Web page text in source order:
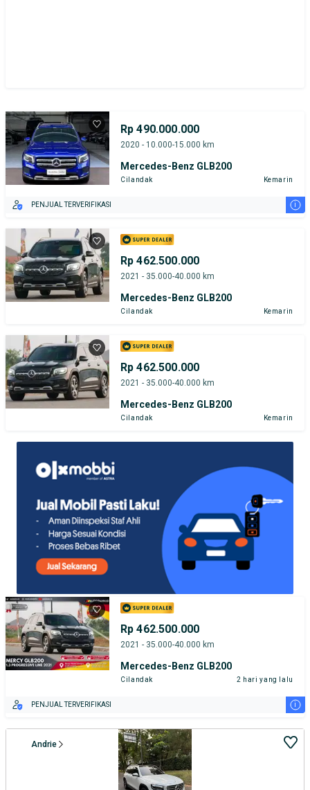
Rp 490.000.000
2020 - 10.000-15.000 km
Mercedes-Benz GLB200
Cilandak Kemarin
PENJUAL TERVERIFIKASI i
Rp 462.500.000
2021 - 35.000-40.000 km
Mercedes-Benz GLB200
Cilandak Kemarin
Rp 462.500.000
2021 - 35.000-40.000 km
Mercedes-Benz GLB200
Cilandak Kemarin
Rp 462.500.000
2021 - 35.000-40.000 km
Mercedes-Benz GLB200
Cilandak 2 hari yang lalu
PENJUAL TERVERIFIKASI i
Andrie